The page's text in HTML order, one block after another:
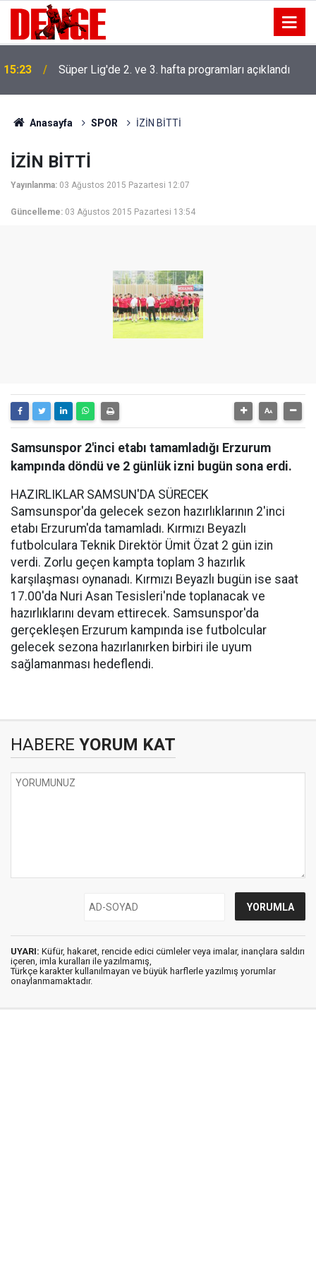
15:23 Süper Lig'de 2. ve 3. hafta programları açıklandı
Anasayfa SPOR İZİN BİTTİ
İZİN BİTTİ
Yayınlanma: 03 Ağustos 2015 Pazartesi 12:07
Güncelleme: 03 Ağustos 2015 Pazartesi 13:54
Samsunspor 2'inci etabı tamamladığı Erzurum
kampında döndü ve 2 günlük izni bugün sona erdi.
HAZIRLIKLAR SAMSUN'DA SÜRECEK
Samsunspor'da gelecek sezon hazırlıklarının 2'inci
etabı Erzurum'da tamamladı. Kırmızı Beyazlı
futbolculara Teknik Direktör Ümit Özat 2 gün izin
verdi. Zorlu geçen kampta toplam 3 hazırlık
karşılaşması oynanadı. Kırmızı Beyazlı bugün ise saat
17.00'da Nuri Asan Tesisleri'nde toplanacak ve
hazırlıklarını devam ettirecek. Samsunspor'da
gerçekleşen Erzurum kampında ise futbolcular
gelecek sezona hazırlanırken birbiri ile uyum
sağlamanması hedeflendi.
HABERE YORUM KAT
UYARI: Küfür, hakaret, rencide edici cümleler veya imalar, inançlara saldırı
içeren, imla kuralları ile yazılmamış,
Türkçe karakter kullanılmayan ve büyük harflerle yazılmış yorumlar
onaylanmamaktadır.